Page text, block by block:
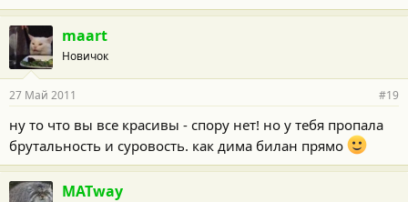
maart
Новичок
27 Май 2011 #19
ну то что вы все красивы - спору нет! но у тебя пропала
брутальность и суровость. как дима билан прямо
MATway